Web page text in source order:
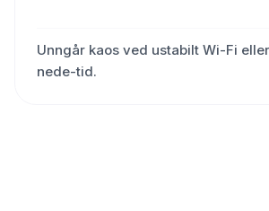
Unngår kaos ved ustabilt Wi-Fi eller
nede-tid.